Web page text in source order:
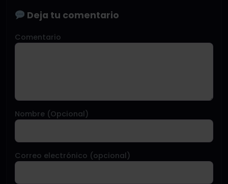
Deja tu comentario
Comentario
Nombre (Opcional)
Correo electrónico (opcional)